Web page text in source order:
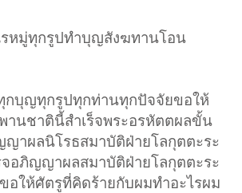
หมู่ทุกรูปทำบุญสังฆทานโอน
บุญทุกรูปทุกท่านทุกปัจจัยขอให้
านชาตินี้สำเร็จพระอรหัตตผลขั้น
ญาผลนิโรธสมาบัติฝ่ายโลกุตตะระ
อภิญญาผลสมาบัติฝ่ายโลกุตตะระ
ให้ศัตรูที่คิดร้ายกับผมทำอะไรผม